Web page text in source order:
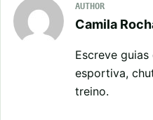
AUTHOR
Camila
Escreve
esportiva,
treino.